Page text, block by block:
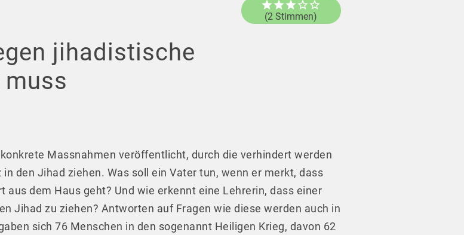
(2 Stimmen)
jihadistische
Massnahmen veröffentlicht, durch die verhindert werden
den Jihad ziehen. Was soll ein Vater tun, wenn er merkt, dass
dem Haus geht? Und wie erkennt eine Lehrerin, dass einer
Jihad zu ziehen? Antworten auf Fragen wie diese werden auch in
sich 76 Menschen in den sogenannt Heiligen Krieg, davon 62